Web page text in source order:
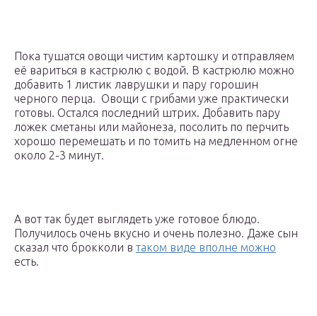
Пока тушатся овощи чистим картошку и отправляем
её вариться в кастрюлю с водой. В кастрюлю можно
добавить 1 листик лаврушки и пару горошин
черного перца. Овощи с грибами уже практически
готовы. Остался последний штрих. Добавить пару
ложек сметаны или майонеза, посолить по перчить
хорошо перемешать и по томить на медленном огне
около 2-3 минут.
А вот так будет выглядеть уже готовое блюдо.
Получилось очень вкусно и очень полезно. Даже сын
сказал что брокколи в таком виде вполне можно
есть.